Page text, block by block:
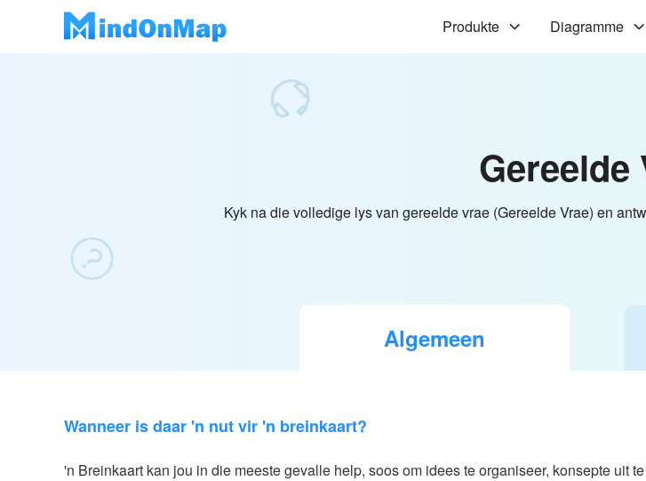
Produkte Diagramme
Gereelde
Kyk na die volledige lys van gereelde vrae (Gereelde Vrae) en
Algemeen
Wanneer is daar 'n nut vir 'n breinkaart?
'n Breinkaart kan jou in die meeste gevalle help, soos om idees te organiseer, konsepte uit